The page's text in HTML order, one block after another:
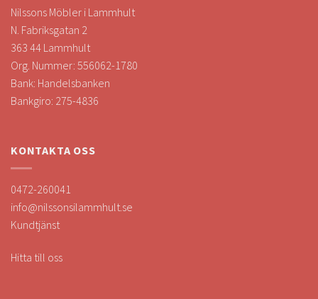
Nilssons Möbler i Lammhult
N. Fabriksgatan 2
363 44 Lammhult
Org. Nummer: 556062-1780
Bank: Handelsbanken
Bankgiro: 275-4836
KONTAKTA OSS
0472-260041
info@nilssonsilammhult.se
Kundtjänst
Hitta till oss